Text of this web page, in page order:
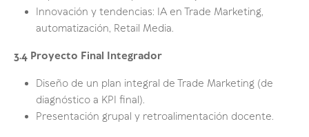
Innovación y tendencias: IA en Trade Marketing,
automatización, Retail Media.
3.4 Proyecto Final Integrador
Diseño de un plan integral de Trade Marketing (de
diagnóstico a KPI final).
Presentación grupal y retroalimentación docente.